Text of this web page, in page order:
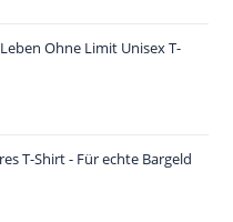
Ohne Limit Unisex T-
T-Shirt - Für echte Bargeld